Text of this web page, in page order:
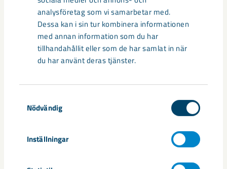
analysföretag som vi samarbetar med.
Dessa kan i sin tur kombinera informationen
med annan information som du har
tillhandahållit eller som de har samlat in när
du har använt deras tjänster.
Nödvändig
Inställningar
Sibirien-området i gamla Kiruna
centrum avvecklas under 2026
Under sommaren 2026 fortsätter avveckling av fastigheter i
gamla Kiruna centrum på grund av den pågående gruvdriften